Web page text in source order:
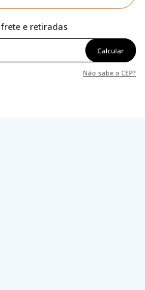
frete e retiradas
Calcular
Não sabe o CEP?